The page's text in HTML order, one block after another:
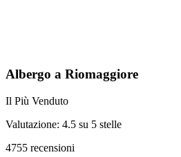
Albergo a Riomaggiore
Il Più Venduto
Valutazione: 4.5 su 5 stelle
4755 recensioni